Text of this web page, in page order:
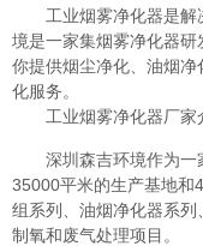
工业烟雾净化器是解
境是一家集烟雾净化器
你提供烟尘净化、油烟
化服务。
工业烟雾净化器厂家
深圳森吉环境作为一
35000平米的生产基地和
组系列、油烟净化器系
制氧和废气处理项目。